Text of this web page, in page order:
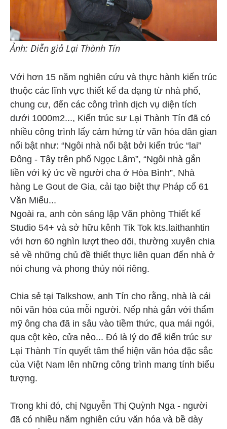
Ảnh: Diễn giả Lại Thành Tín
Với hơn 15 năm nghiên cứu và thực hành kiến trúc
thuộc các lĩnh vực thiết kế đa dạng từ nhà phố,
chung cư, đến các công trình dịch vụ diện tích
dưới 1000m2..., Kiến trúc sư Lại Thành Tín đã có
nhiều công trình lấy cảm hứng từ văn hóa dân gian
nổi bật như: “Ngôi nhà nổi bật bởi kiến trúc “lai”
Đông - Tây trên phố Ngọc Lâm”, “Ngôi nhà gắn
liền với ký ức về người cha ở Hòa Bình”, Nhà
hàng Le Gout de Gia, cải tạo biệt thự Pháp cổ 61
Văn Miếu...
Ngoài ra, anh còn sáng lập Văn phòng Thiết kế
Studio 54+ và sở hữu kênh Tik Tok kts.laithanhtin
với hơn 60 nghìn lượt theo dõi, thường xuyên chia
sẻ về những chủ đề thiết thực liên quan đến nhà ở
nói chung và phong thủy nói riêng.
Chia sẻ tại Talkshow, anh Tín cho rằng, nhà là cái
nôi văn hóa của mỗi người. Nếp nhà gắn với thẩm
mỹ ông cha đã in sâu vào tiềm thức, qua mái ngói,
qua cột kèo, cửa nẻo... Đó là lý do để kiến trúc sư
Lại Thành Tín quyết tâm thể hiện văn hóa đặc sắc
của Việt Nam lên những công trình mang tính biểu
tượng.
Trong khi đó, chị Nguyễn Thị Quỳnh Nga - người
đã có nhiều năm nghiên cứu văn hóa và bề dày